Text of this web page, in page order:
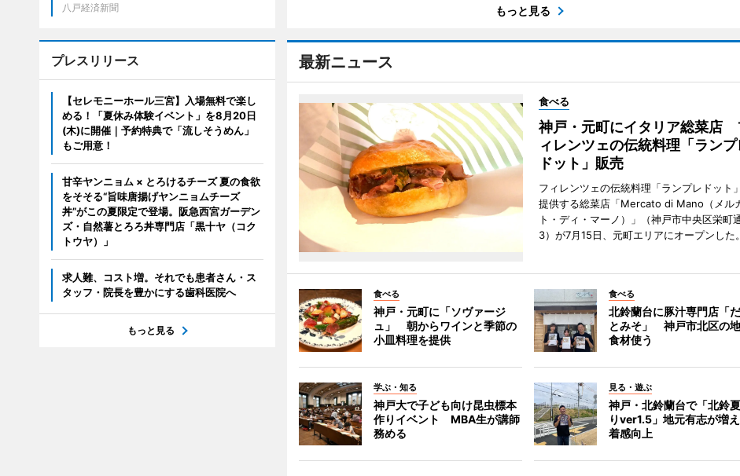
もっと見る
最新ニュース
食べる
神戸・元町にイタリア総菜店
ィレンツェの伝統料理「ランプ
ドット」販売
フィレンツェの伝統料理「ランプレドット
提供する総菜店「Mercato di Mano（メル
ト・ディ・マーノ）」（神戸市中央区栄町
3）が7月15日、元町エリアにオープンした。
食べる
神戸・元町に「ソヴァージ
ュ」 朝からワインと季節の
小皿料理を提供
食べる
北鈴蘭台に豚汁専門店「
とみそ」 神戸市北区の
食材使う
学ぶ・知る
神戸大で子ども向け昆虫標本
作りイベント MBA生が講師
務める
見る・遊ぶ
神戸・北鈴蘭台で「北鈴
りver1.5」地元有志が増
着感向上
八戸経済新聞
プレスリリース
【セレモニーホール三宮】入場無料で楽し
める！「夏休み体験イベント」を8月20日
(木)に開催｜予約特典で「流しそうめん」
もご用意！
甘辛ヤンニョム × とろけるチーズ 夏の食欲
をそそる“旨味唐揚げヤンニョムチーズ
丼”がこの夏限定で登場。阪急西宮ガーデン
ズ・自然薯とろろ丼専門店「黒十ヤ（コク
トウヤ）」
求人難、コスト増。それでも患者さん・ス
タッフ・院長を豊かにする歯科医院へ
もっと見る